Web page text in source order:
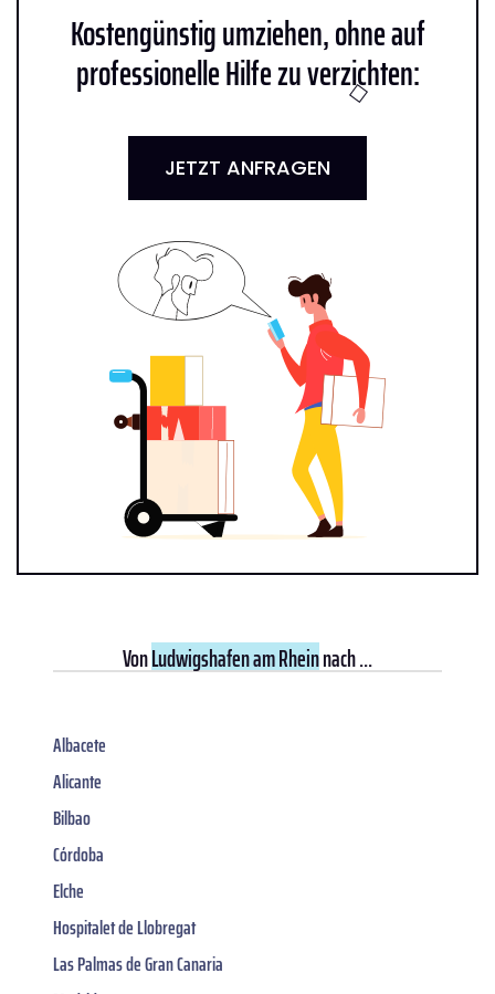
Kostengünstig umziehen, ohne auf
professionelle Hilfe zu verzichten:
JETZT ANFRAGEN
VonLudwigshafen am Rheinnach ...
Albacete
Alicante
Bilbao
Córdoba
Elche
Hospitalet de Llobregat
Las Palmas de Gran Canaria